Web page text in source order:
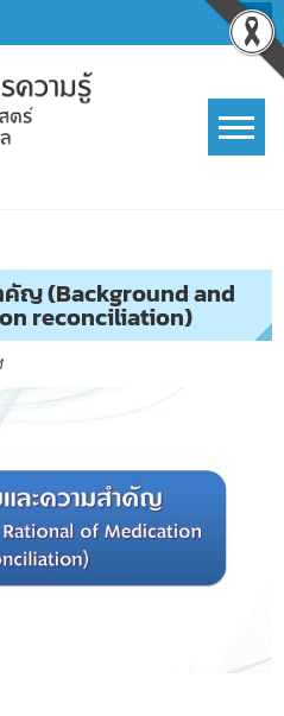
คัญ (Background and
reconciliation)